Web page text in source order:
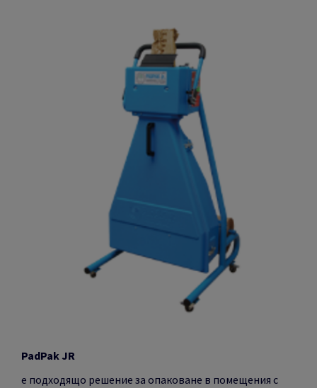
PadPak JR
e подходящо решение за опаковане в помещения с